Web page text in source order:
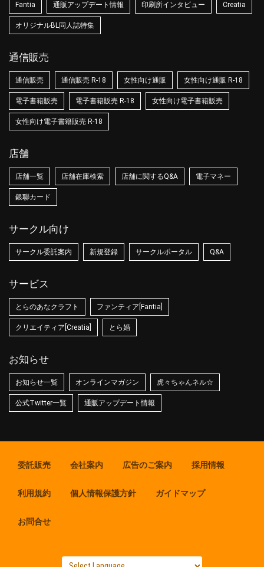
Fantia 通販アップデート情報 印刷所インタビュー Creatia
オリジナルBL同人誌特集
通信販売
通信販売 通信販売 R-18 女性向け通販 女性向け通販 R-18
電子書籍販売 電子書籍販売 R-18 女性向け電子書籍販売
女性向け電子書籍販売 R-18
店舗
店舗一覧 店舗在庫検索 店舗に関するQ&A 電子マネー
銀聯カード
サークル向け
サークル委託案内 新規登録 サークルポータル Q&A
サービス
とらのあなクラフト ファンティア[Fantia]
クリエイティア[Creatia] とら婚
お知らせ
お知らせ一覧 オンラインマガジン 虎々ちゃんネル☆
公式Twitter一覧 通販アップデート情報
委託販売 会社案内 広告のご案内 採用情報
利用規約 個人情報保護方針 ガイドマップ
お問合せ